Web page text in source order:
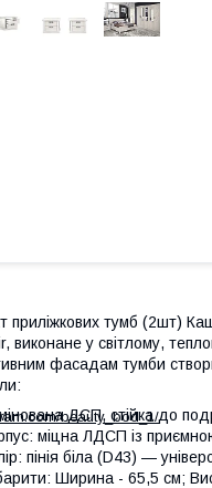
приліжкових тумб (2шт)
виконане у світлому,
фасадам тумби
ДСП, стійка до
міцна ЛДСП із
пінія біла (D43) —
Ширина - 65,5 см;
beauty_bod_1/